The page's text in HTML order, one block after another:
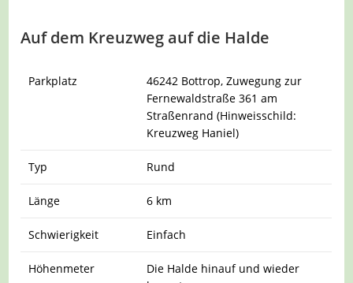
Auf dem Kreuzweg auf die Halde
Parkplatz
46242 Bottrop, Zuwegung zur
Fernewaldstraße 361 am
Straßenrand (Hinweisschild:
Kreuzweg Haniel)
Typ Rund
Länge 6 km
Schwierigkeit Einfach
Höhenmeter
Die Halde hinauf und wieder